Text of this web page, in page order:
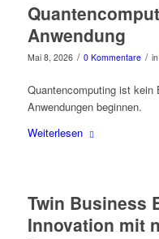
Anwendung
Mai 8, 2026 / 0 Kommentare / in
Quantencomputing ist kein
Anwendungen beginnen.
Weiterlesen
Twin Business
Innovation mit